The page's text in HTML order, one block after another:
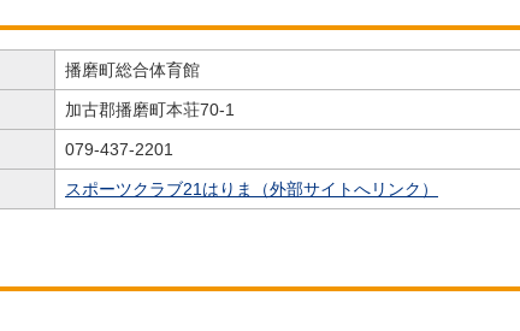
播磨町総合体育館
加古郡播磨町本荘70-1
079-437-2201
スポーツクラブ21はりま（外部サイトへリンク）